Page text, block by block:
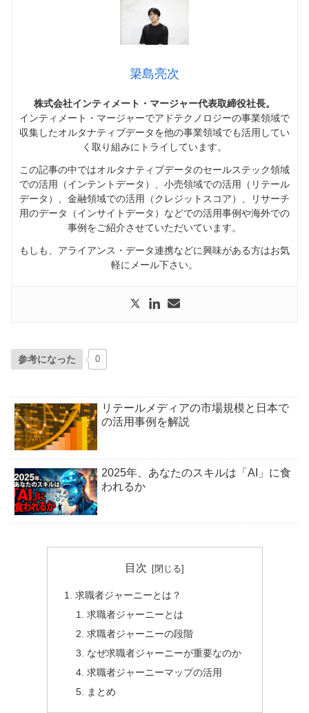
簗島亮次
株式会社インティメート・マージャー代表取締役社長。
インティメート・マージャーでアドテクノロジーの事業領域で
収集したオルタナティブデータを他の事業領域でも活用してい
く取り組みにトライしています。
この記事の中ではオルタナティブデータのセールステック領域
での活用（インテントデータ）、小売領域での活用（リテール
データ）、金融領域での活用（クレジットスコア）、リサーチ
用のデータ（インサイトデータ）などでの活用事例や海外での
事例をご紹介させていただいています。
もしも、アライアンス・データ連携などに興味がある方はお気
軽にメール下さい。
参考になった 0
リテールメディアの市場規模と日本で
の活用事例を解説
2025年、あなたのスキルは「AI」に食
われるか
目次
求職者ジャーニーとは？
求職者ジャーニーとは
求職者ジャーニーの段階
なぜ求職者ジャーニーが重要なのか
求職者ジャーニーマップの活用
まとめ